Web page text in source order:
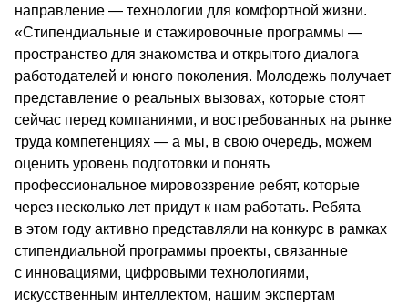
направление — технологии для комфортной жизни.
«Стипендиальные и стажировочные программы —
пространство для знакомства и открытого диалога
работодателей и юного поколения. Молодежь получает
представление о реальных вызовах, которые стоят
сейчас перед компаниями, и востребованных на рынке
труда компетенциях — а мы, в свою очередь, можем
оценить уровень подготовки и понять
профессиональное мировоззрение ребят, которые
через несколько лет придут к нам работать. Ребята
в этом году активно представляли на конкурс в рамках
стипендиальной программы проекты, связанные
с инновациями, цифровыми технологиями,
искусственным интеллектом, нашим экспертам